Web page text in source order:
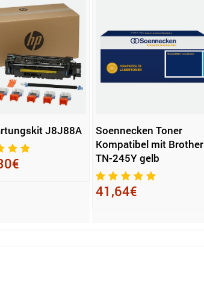
J8J88A
Soennecken Toner
Kompatibel mit Brother
TN-245Y gelb
41,64€